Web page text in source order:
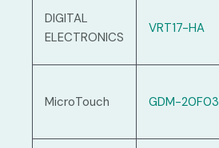
DIGITAL
ELECTRONICS
VRT17-HA
MicroTouch GDM-20F03